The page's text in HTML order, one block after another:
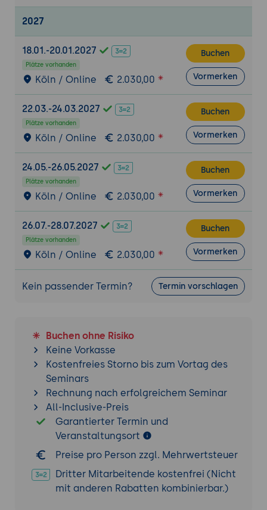
Detaillierte Auswertung durch KI und Trainer,
Selbstbewertung der Teilnehmer und
Abschlussdiskussion über die Anwendung der
erlernten Fähigkeiten in realen
Budgetverhandlungssituationen.
Szenario 2 - Kostenverhandlungen mit
Zulieferern
Situation: Teilnehmer agieren als
Einkaufsmanager eines mittelständischen
Produktionsunternehmens. Sie verhandeln
mit einer KI, die einen Zulieferer
repräsentiert, über die Kosten von
Rohmaterialien.
Fokus: Strategien für effektive
Kostenreduktion, Ausbalancieren von Preis
Zulieferern aufbauen und erhalten. Die
Herausforderung besteht darin, günstige
Szenario 3 - Budgetverhandlungen in einem
gemeinnützigen Projekt
Situation: Die Teilnehmer sind Manager einer
gemeinnützigen Organisation, die mit
begrenzten Ressourcen arbeitet. In dieser
Simulation verhandeln sie mit einer KI, die
einen potenziellen Großspender
repräsentiert, über ein Projektbudget.
Fokus
Notwendigkeit des Projekts, effektives
Argumentieren für eine höhere Finanzierung,
2027
18.01.-20.01.2027
Plätze vorhanden
Köln / Online 2.030,00
Buchen
Vormerken
22.03.-24.03.2027
Plätze vorhanden
Köln / Online 2.030,00
Buchen
Vormerken
24.05.-26.05.2027
Plätze vorhanden
Köln / Online 2.030,00
Buchen
Vormerken
26.07.-28.07.2027
Plätze vorhanden
Köln / Online 2.030,00
Buchen
Vormerken
Kein passender Termin? Termin vorschlagen
Buchen ohne Risiko
Keine Vorkasse
Kostenfreies Storno bis zum Vortag des
Seminars
Rechnung nach erfolgreichem Seminar
All-Inclusive-Preis
Garantierter Termin und
Veranstaltungsort
Preise pro Person zzgl. Mehrwertsteuer
Dritter Mitarbeitende kostenfrei (Nicht
mit anderen Rabatten kombinierbar.)